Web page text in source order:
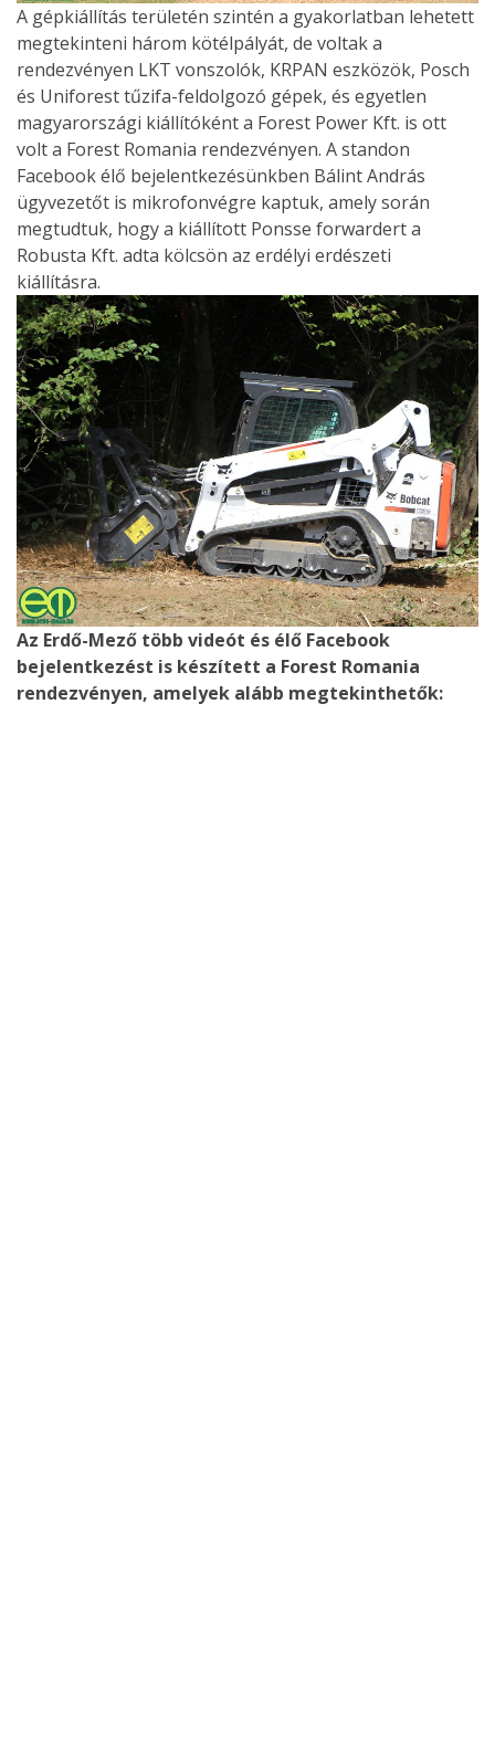
A gépkiállítás területén szintén a gyakorlatban lehetett
megtekinteni három kötélpályát, de voltak a
rendezvényen LKT vonszolók, KRPAN eszközök, Posch
és Uniforest tűzifa-feldolgozó gépek, és egyetlen
magyarországi kiállítóként a Forest Power Kft. is ott
volt a Forest Romania rendezvényen. A standon
Facebook élő bejelentkezésünkben Bálint András
ügyvezetőt is mikrofonvégre kaptuk, amely során
megtudtuk, hogy a kiállított Ponsse forwardert a
Robusta Kft. adta kölcsön az erdélyi erdészeti
kiállításra.
Az Erdő-Mező több videót és élő Facebook
bejelentkezést is készített a Forest Romania
rendezvényen, amelyek alább megtekinthetők: